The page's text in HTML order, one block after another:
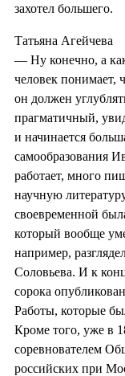
захотел большего.
Татьяна Агейчева
— Ну конечно, а как
человек понимает,
он должен
прагматичный,
и начинается
самообразования
работает, много
научную
своевременной
который вообще
например,
Соловьева. И к
сорока
Работы, которые
Кроме того, уже в
соревнователем
российских при